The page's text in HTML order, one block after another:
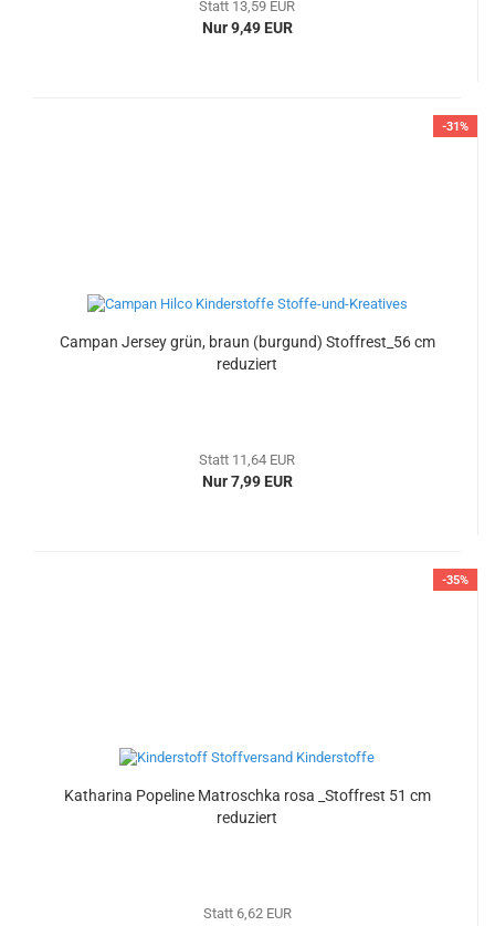
Statt 13,59 EUR
Nur 9,49 EUR
-31%
Campan Jersey grün, braun (burgund) Stoffrest_56 cm
reduziert
Statt 11,64 EUR
Nur 7,99 EUR
-35%
Katharina Popeline Matroschka rosa _Stoffrest 51 cm
reduziert
Statt 6,62 EUR